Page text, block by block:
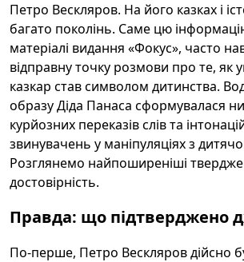
Петро Вескляров. На його казках і
багато поколінь. Саме цю
матеріалі видання «Фокус», часто
відправну точку розмови про те, як
казкар став символом дитинства.
образу Діда Панаса сформувалася
курйозних переказів слів та
звинувачень у маніпуляціях з
Розглянемо найпоширеніші
достовірність.
Правда: що підтверджено
По-перше, Петро Вескляров дійсно